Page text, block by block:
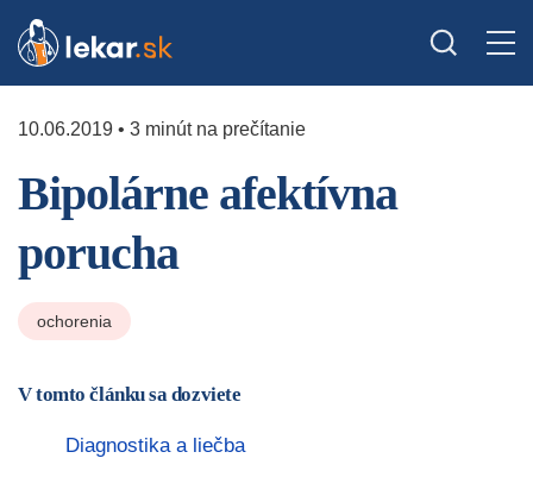
10.06.2019 • 3 minút na prečítanie
Bipolárne afektívna
porucha
ochorenia
V tomto článku sa dozviete
Diagnostika a liečba